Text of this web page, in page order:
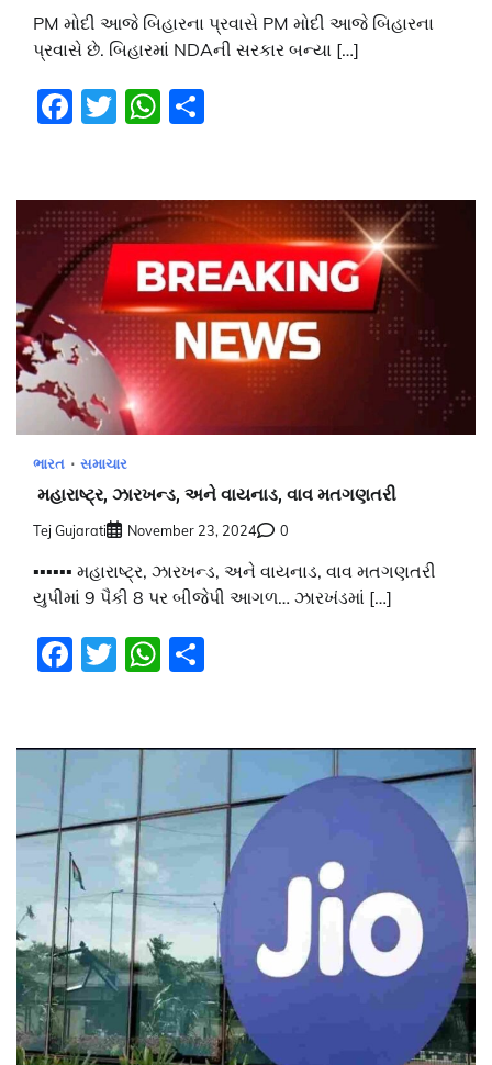
PM મોદી આજે બિહારના પ્રવાસે PM મોદી આજે બિહારના
પ્રવાસે છે. બિહારમાં NDAની સરકાર બન્યા […]
Facebook
TwitterWhatsApp
ભારત સમાચાર
મહારાષ્ટ્ર, ઝારખન્ડ, અને વાયનાડ, વાવ મતગણતરી
Tej Gujarati November 23, 2024 0
▪️▪️▪️▪️▪️▪️ મહારાષ્ટ્ર, ઝારખન્ડ, અને વાયનાડ, વાવ મતગણતરી
યુપીમાં 9 પૈકી 8 પર બીજેપી આગળ… ઝારખંડમાં […]
Facebook
TwitterWhatsApp